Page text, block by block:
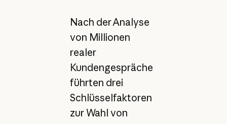
Nach der Analyse
von Millionen
realer
Kundengespräche
führten drei
Schlüsselfaktoren
zur Wahl von